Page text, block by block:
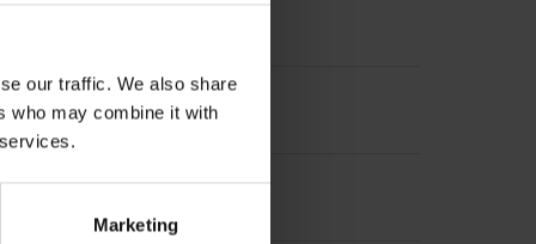
our traffic. We also share
who may combine it with
Marketing